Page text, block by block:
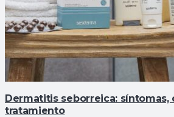
Dermatitis seborreica: sí­ntomas,
tratamiento